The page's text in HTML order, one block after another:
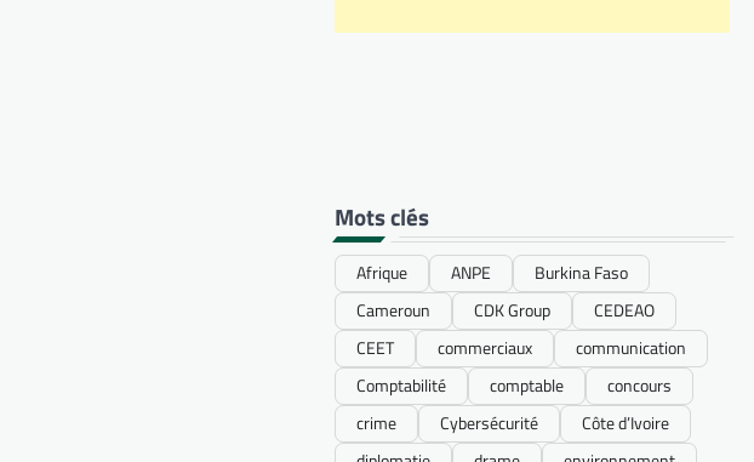
Mots clés
Afrique ANPE
Burkina Faso
Cameroun
CDK Group
CEDEAO
CEET
commerciaux
communication
Comptabilité
comptable
concours
crime
Cybersécurité
Côte d’Ivoire